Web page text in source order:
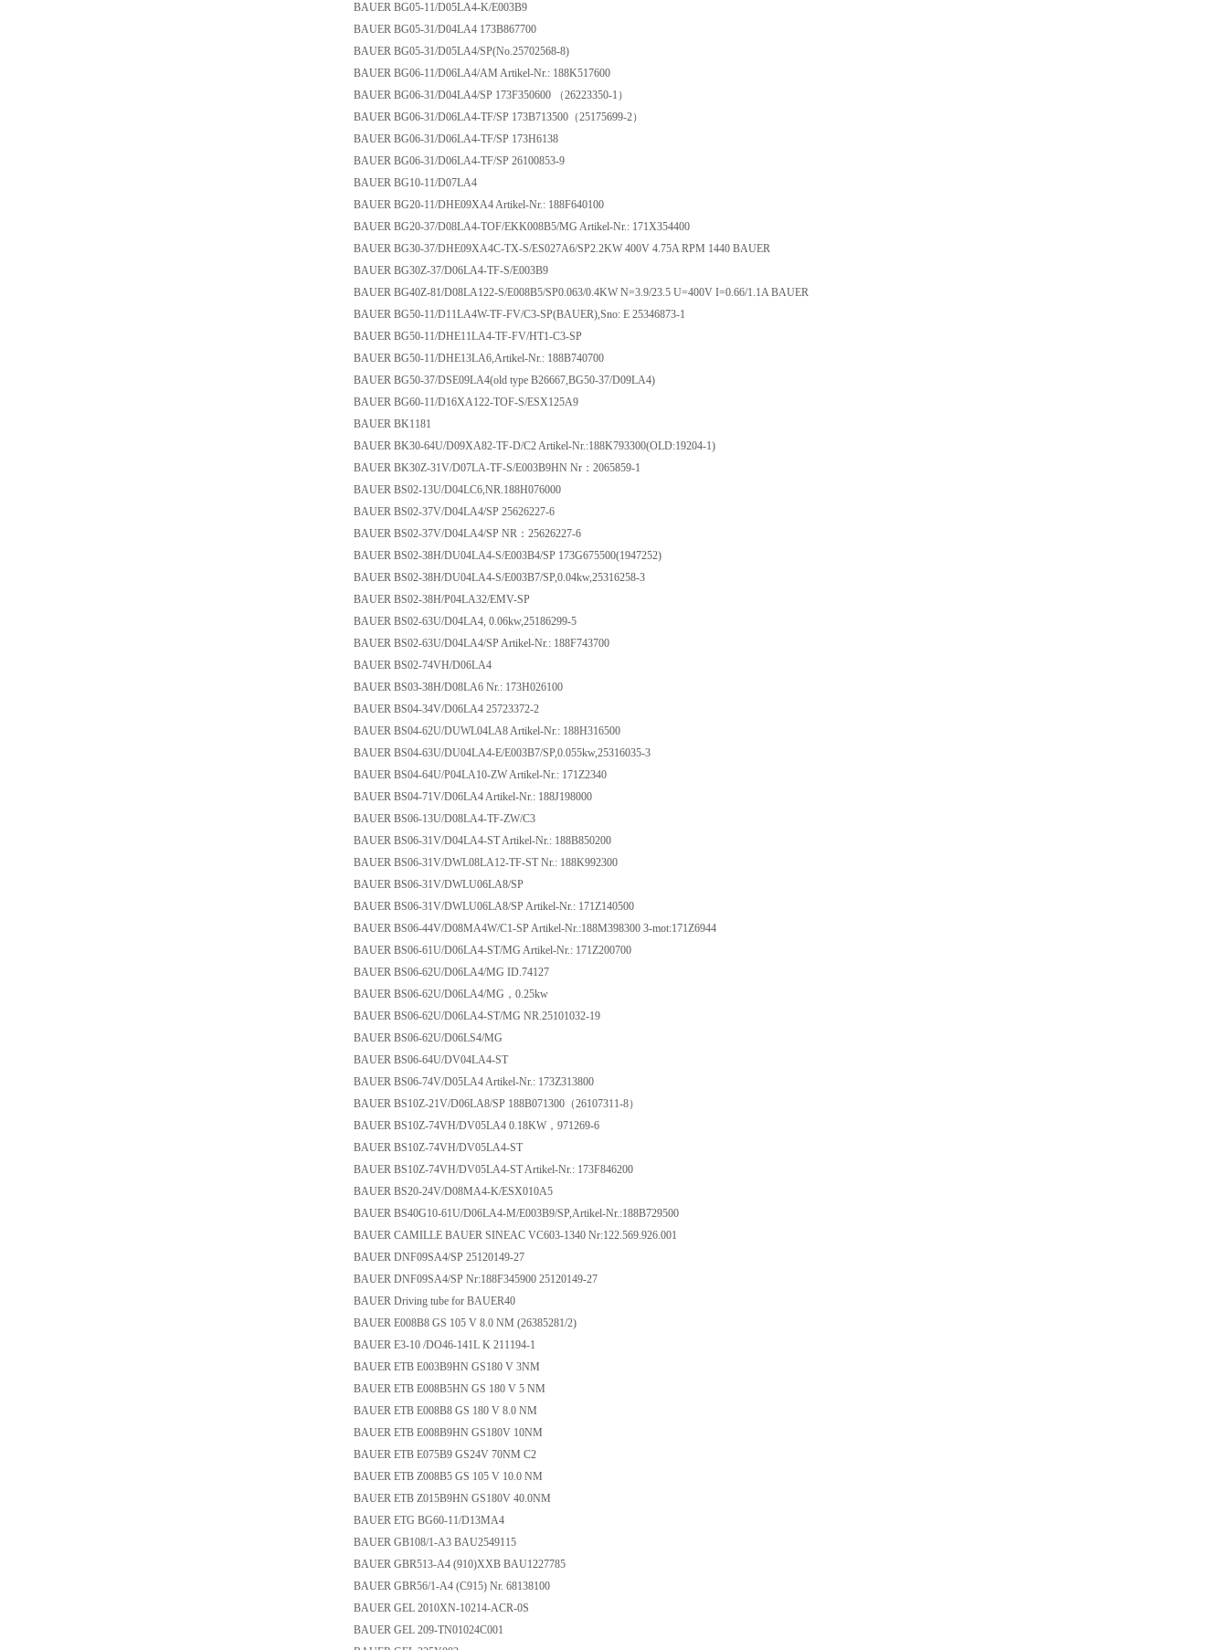
BAUER BG05-11/D05LA4-K/E003B9
BAUER BG05-31/D04LA4 173B867700
BAUER BG05-31/D05LA4/SP(No.25702568-8)
BAUER BG06-11/D06LA4/AM Artikel-Nr.: 188K517600
BAUER BG06-31/D04LA4/SP 173F350600 （26223350-1）
BAUER BG06-31/D06LA4-TF/SP 173B713500（25175699-2）
BAUER BG06-31/D06LA4-TF/SP 173H6138
BAUER BG06-31/D06LA4-TF/SP 26100853-9
BAUER BG10-11/D07LA4
BAUER BG20-11/DHE09XA4 Artikel-Nr.: 188F640100
BAUER BG20-37/D08LA4-TOF/EKK008B5/MG Artikel-Nr.: 171X354400
BAUER BG30-37/DHE09XA4C-TX-S/ES027A6/SP2.2KW 400V 4.75A RPM 1440 BAUER
BAUER BG30Z-37/D06LA4-TF-S/E003B9
BAUER BG40Z-81/D08LA122-S/E008B5/SP0.063/0.4KW N=3.9/23.5 U=400V I=0.66/1.1A BAUER
BAUER BG50-11/D11LA4W-TF-FV/C3-SP(BAUER),Sno: E 25346873-1
BAUER BG50-11/DHE11LA4-TF-FV/HT1-C3-SP
BAUER BG50-11/DHE13LA6,Artikel-Nr.: 188B740700
BAUER BG50-37/DSE09LA4(old type B26667,BG50-37/D09LA4)
BAUER BG60-11/D16XA122-TOF-S/ESX125A9
BAUER BK1181
BAUER BK30-64U/D09XA82-TF-D/C2 Artikel-Nr.:188K793300(OLD:19204-1)
BAUER BK30Z-31V/D07LA-TF-S/E003B9HN Nr：2065859-1
BAUER BS02-13U/D04LC6,NR.188H076000
BAUER BS02-37V/D04LA4/SP 25626227-6
BAUER BS02-37V/D04LA4/SP NR：25626227-6
BAUER BS02-38H/DU04LA4-S/E003B4/SP 173G675500(1947252)
BAUER BS02-38H/DU04LA4-S/E003B7/SP,0.04kw,25316258-3
BAUER BS02-38H/P04LA32/EMV-SP
BAUER BS02-63U/D04LA4, 0.06kw,25186299-5
BAUER BS02-63U/D04LA4/SP Artikel-Nr.: 188F743700
BAUER BS02-74VH/D06LA4
BAUER BS03-38H/D08LA6 Nr.: 173H026100
BAUER BS04-34V/D06LA4 25723372-2
BAUER BS04-62U/DUWL04LA8 Artikel-Nr.: 188H316500
BAUER BS04-63U/DU04LA4-E/E003B7/SP,0.055kw,25316035-3
BAUER BS04-64U/P04LA10-ZW Artikel-Nr.: 171Z2340
BAUER BS04-71V/D06LA4 Artikel-Nr.: 188J198000
BAUER BS06-13U/D08LA4-TF-ZW/C3
BAUER BS06-31V/D04LA4-ST Artikel-Nr.: 188B850200
BAUER BS06-31V/DWL08LA12-TF-ST Nr.: 188K992300
BAUER BS06-31V/DWLU06LA8/SP
BAUER BS06-31V/DWLU06LA8/SP Artikel-Nr.: 171Z140500
BAUER BS06-44V/D08MA4W/C1-SP Artikel-Nr.:188M398300 3-mot:171Z6944
BAUER BS06-61U/D06LA4-ST/MG Artikel-Nr.: 171Z200700
BAUER BS06-62U/D06LA4/MG ID.74127
BAUER BS06-62U/D06LA4/MG，0.25kw
BAUER BS06-62U/D06LA4-ST/MG NR.25101032-19
BAUER BS06-62U/D06LS4/MG
BAUER BS06-64U/DV04LA4-ST
BAUER BS06-74V/D05LA4 Artikel-Nr.: 173Z313800
BAUER BS10Z-21V/D06LA8/SP 188B071300（26107311-8）
BAUER BS10Z-74VH/DV05LA4 0.18KW，971269-6
BAUER BS10Z-74VH/DV05LA4-ST
BAUER BS10Z-74VH/DV05LA4-ST Artikel-Nr.: 173F846200
BAUER BS20-24V/D08MA4-K/ESX010A5
BAUER BS40G10-61U/D06LA4-M/E003B9/SP,Artikel-Nr.:188B729500
BAUER CAMILLE BAUER SINEAC VC603-1340 Nr:122.569.926.001
BAUER DNF09SA4/SP 25120149-27
BAUER DNF09SA4/SP Nr:188F345900 25120149-27
BAUER Driving tube for BAUER40
BAUER E008B8 GS 105 V 8.0 NM (26385281/2)
BAUER E3-10 /DO46-141L K 211194-1
BAUER ETB E003B9HN GS180 V 3NM
BAUER ETB E008B5HN GS 180 V 5 NM
BAUER ETB E008B8 GS 180 V 8.0 NM
BAUER ETB E008B9HN GS180V 10NM
BAUER ETB E075B9 GS24V 70NM C2
BAUER ETB Z008B5 GS 105 V 10.0 NM
BAUER ETB Z015B9HN GS180V 40.0NM
BAUER ETG BG60-11/D13MA4
BAUER GB108/1-A3 BAU2549115
BAUER GBR513-A4 (910)XXB BAU1227785
BAUER GBR56/1-A4 (C915) Nr. 68138100
BAUER GEL 2010XN-10214-ACR-0S
BAUER GEL 209-TN01024C001